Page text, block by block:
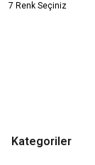
7 Renk Seçiniz
Kategoriler